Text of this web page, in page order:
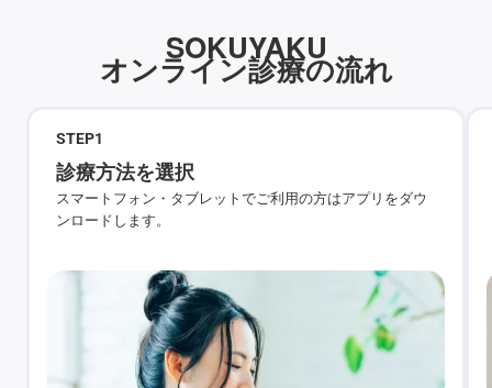
SOKUYAKU
オンライン診療の流れ
STEP1
診療方法を選択
スマートフォン・タブレットでご利用の方はアプリをダウ
ンロードします。